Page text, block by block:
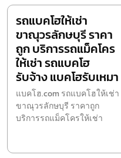
รถแบคโฮให้เช่า
ขาณุวรลักษบุรี ราคา
ถูก บริการรถแม็คโคร
ให้เช่า รถแบคโฮ
รับจ้าง แบคโฮรับเหมา
แบคโฮ.com รถแบคโฮให้เช่า
ขาณุวรลักษบุรี ราคาถูก
บริการรถแม็คโครให้เช่า